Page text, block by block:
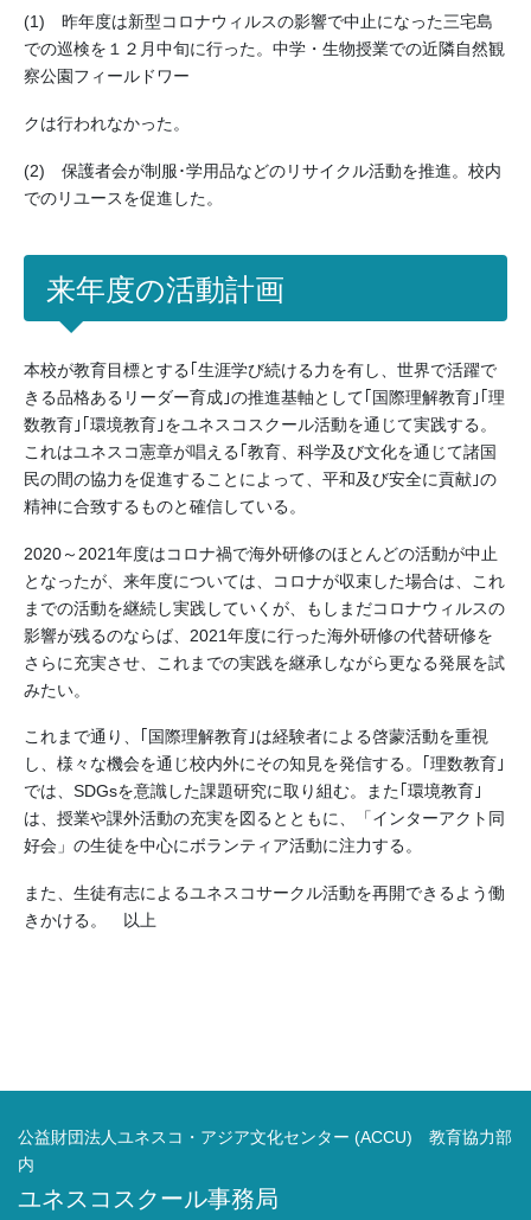
(1) 昨年度は新型コロナウィルスの影響で中止になった三宅島
での巡検を１２月中旬に行った。中学・生物授業での近隣自然観
察公園フィールドワー
クは行われなかった。
(2) 保護者会が制服･学用品などのリサイクル活動を推進。校内
でのリユースを促進した。
来年度の活動計画
本校が教育目標とする｢生涯学び続ける力を有し、世界で活躍で
きる品格あるリーダー育成｣の推進基軸として｢国際理解教育｣｢理
数教育｣｢環境教育｣をユネスコスクール活動を通じて実践する。
これはユネスコ憲章が唱える｢教育、科学及び文化を通じて諸国
民の間の協力を促進することによって、平和及び安全に貢献｣の
精神に合致するものと確信している。
2020～2021年度はコロナ禍で海外研修のほとんどの活動が中止
となったが、来年度については、コロナが収束した場合は、これ
までの活動を継続し実践していくが、もしまだコロナウィルスの
影響が残るのならば、2021年度に行った海外研修の代替研修を
さらに充実させ、これまでの実践を継承しながら更なる発展を試
みたい。
これまで通り、｢国際理解教育｣は経験者による啓蒙活動を重視
し、様々な機会を通じ校内外にその知見を発信する。｢理数教育｣
では、SDGsを意識した課題研究に取り組む。また｢環境教育｣
は、授業や課外活動の充実を図るとともに、「インターアクト同
好会」の生徒を中心にボランティア活動に注力する。
また、生徒有志によるユネスコサークル活動を再開できるよう働
きかける。 以上
公益財団法人ユネスコ・アジア文化センター (ACCU) 教育協力部
内
ユネスコスクール事務局